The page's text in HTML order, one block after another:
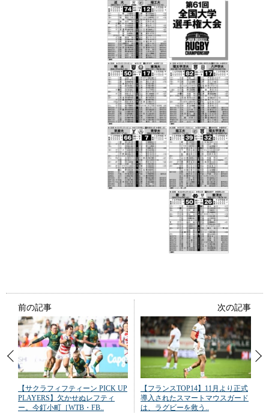
前の記事
【サクラフィフティーン PICK UP
PLAYERS】欠かせぬレフティ
ー。今釘小町［WTB・FB..
次の記事
【フランスTOP14】11月より正式
導入されたスマートマウスガード
は、ラグビーを救う..